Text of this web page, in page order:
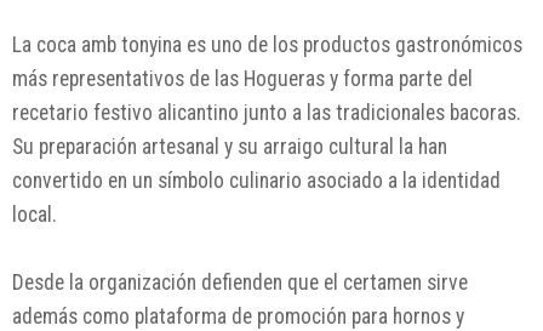
La coca amb tonyina es uno de los productos gastronómicos
más representativos de las Hogueras y forma parte del
recetario festivo alicantino junto a las tradicionales bacoras.
Su preparación artesanal y su arraigo cultural la han
convertido en un símbolo culinario asociado a la identidad
local.
Desde la organización defienden que el certamen sirve
además como plataforma de promoción para hornos y